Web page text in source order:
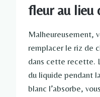
fleur au lieu
Malheureusement,
remplacer le riz de
dans cette recette.
du liquide pendant
blanc l’absorbe,